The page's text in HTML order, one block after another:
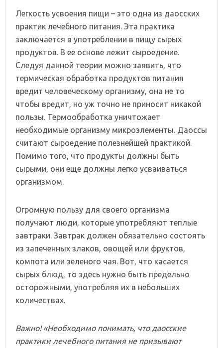
Легкость усвоения пищи – это одна из даосских
практик лечебного питания. Эта практика
заключается в употреблении в пищу сырых
продуктов. В ее основе лежит сыроедение.
Следуя данной теории можно заявить, что
термическая обработка продуктов питания
вредит человеческому организму, она не то
чтобы вредит, но уж точно не приносит никакой
пользы. Термообработка уничтожает
необходимые организму микроэлементы. Даоссы
считают сыроедение полезнейшей практикой.
Помимо того, что продукты должны быть
сырыми, они еще должны легко усваиваться
организмом.
Огромную пользу для своего организма
получают люди, которые употребляют теплые
завтраки. Завтрак должен обязательно состоять
из запеченных злаков, овощей или фруктов,
компота или зеленого чая. Вот, что касается
сырых блюд, то здесь нужно быть предельно
осторожными, употребляя их в небольших
количествах.
Важно! «Необходимо понимать, что даосские
практики лечебного питания не призывают